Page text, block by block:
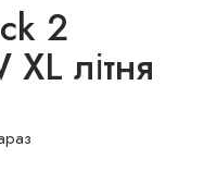
2
літня